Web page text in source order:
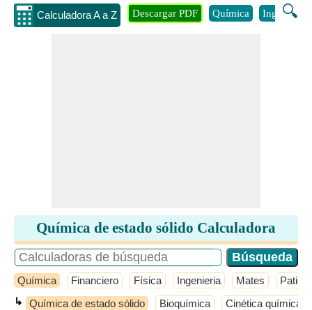
Calculadora A a Z 🔍
Descargar PDF Química Ingenieria
Química de estado sólido Calculadora
Química Financiero Física Ingenieria Mates Patio
↳ Química de estado sólido Bioquímica Cinética química